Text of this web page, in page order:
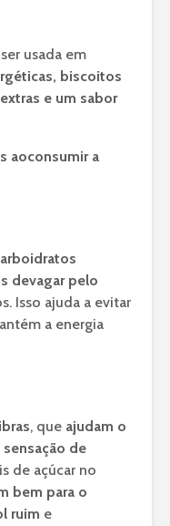
usada em
biscoitos
e um sabor
aoconsumir a
devagar pelo
Isso ajuda a evitar
a energia
, que ajudam o
sensação de
de açúcar no
bem para o
ruim e